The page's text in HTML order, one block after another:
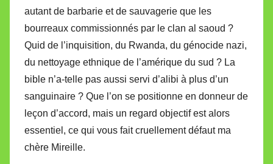
autant de barbarie et de sauvagerie que les
bourreaux commissionnés par le clan al saoud ?
Quid de l’inquisition, du Rwanda, du génocide nazi,
du nettoyage ethnique de l’amérique du sud ? La
bible n’a-telle pas aussi servi d’alibi à plus d’un
sanguinaire ? Que l’on se positionne en donneur de
leçon d’accord, mais un regard objectif est alors
essentiel, ce qui vous fait cruellement défaut ma
chère Mireille.